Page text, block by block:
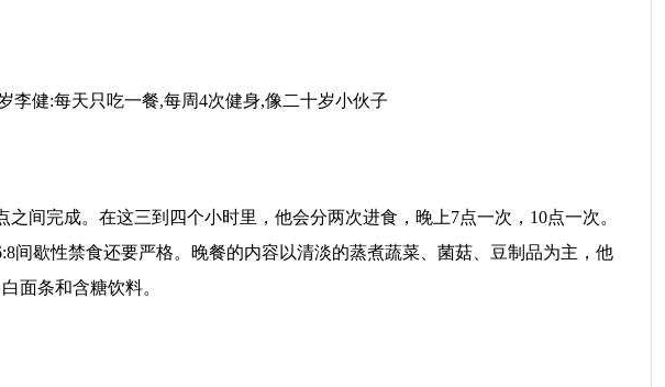
之间完成。在这三到四个小时里，他会分两次进食，晚上7点一次，10点一次。
间歇性禁食还要严格。晚餐的内容以清淡的蒸煮蔬菜、菌菇、豆制品为主，他
面条和含糖饮料。